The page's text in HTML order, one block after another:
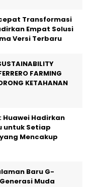
Transformasi
Empat Solusi
Versi Terbaru
FARMING
KETAHANAN
Huawei Hadirkan
untuk Setiap
Mencakup
Baru G-
Muda